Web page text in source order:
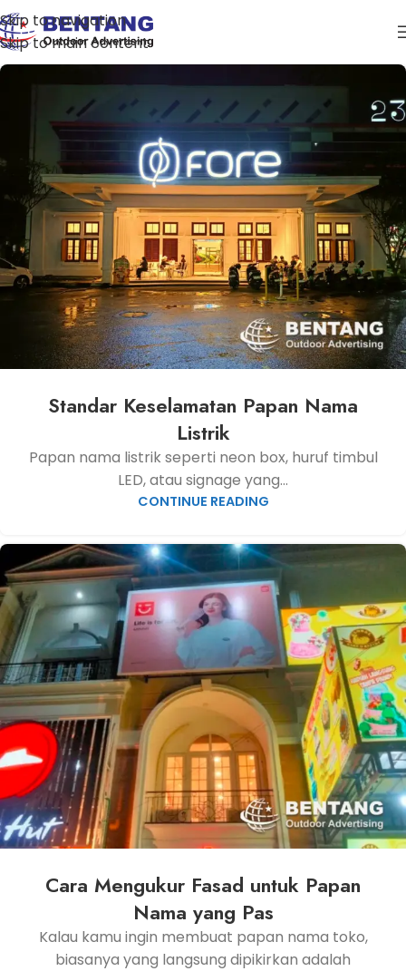
Skip to navigation
Skip to main content
Standar Keselamatan Papan Nama
Listrik
Papan nama listrik seperti neon box, huruf timbul
LED, atau signage yang...
CONTINUE READING
Cara Mengukur Fasad untuk Papan
Nama yang Pas
Kalau kamu ingin membuat papan nama toko,
biasanya yang langsung dipikirkan adalah